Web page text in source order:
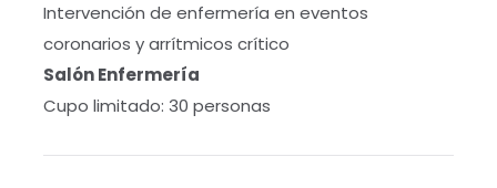
Intervención de enfermería en eventos
coronarios y arrítmicos crítico
Salón Enfermería
Cupo limitado: 30 personas